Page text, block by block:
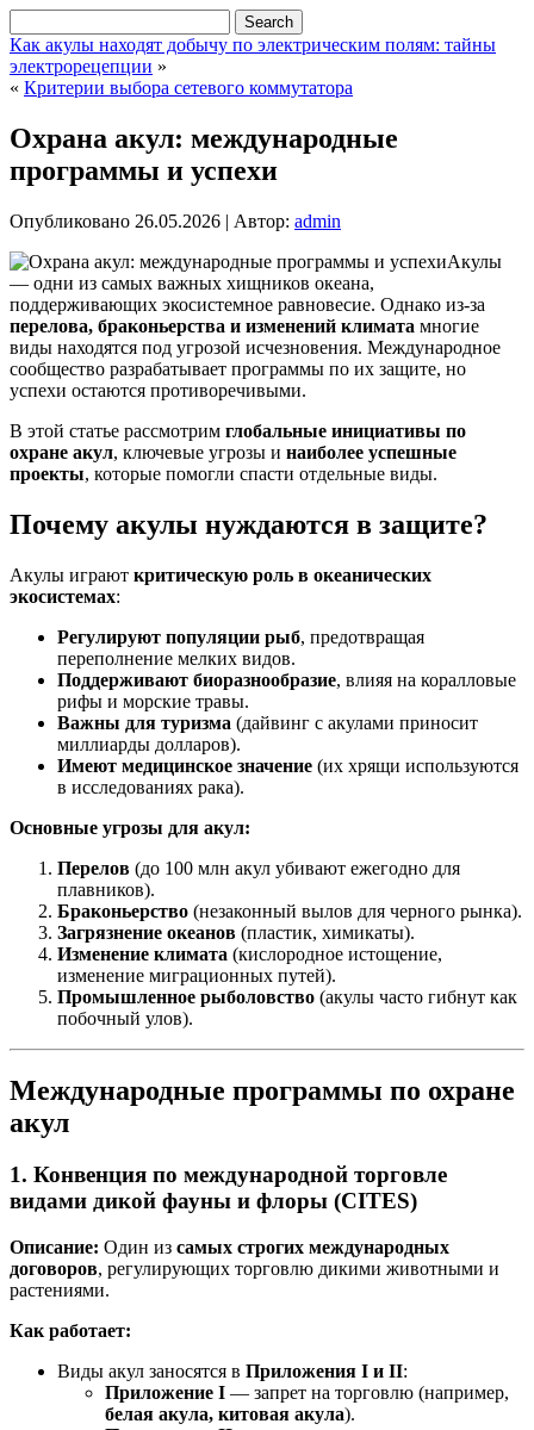
Как акулы находят добычу по электрическим полям: тайны
электрорецепции »
« Критерии выбора сетевого коммутатора
Охрана акул: международные
программы и успехи
Опубликовано 26.05.2026 | Автор: admin
Акулы
— одни из самых важных хищников океана,
поддерживающих экосистемное равновесие. Однако из-за
перелова, браконьерства и изменений климата многие
виды находятся под угрозой исчезновения. Международное
сообщество разрабатывает программы по их защите, но
успехи остаются противоречивыми.
В этой статье рассмотрим глобальные инициативы по
охране акул, ключевые угрозы и наиболее успешные
проекты, которые помогли спасти отдельные виды.
Почему акулы нуждаются в защите?
Акулы играют критическую роль в океанических
экосистемах:
Регулируют популяции рыб, предотвращая
переполнение мелких видов.
Поддерживают биоразнообразие, влияя на коралловые
рифы и морские травы.
Важны для туризма (дайвинг с акулами приносит
миллиарды долларов).
Имеют медицинское значение (их хрящи используются
в исследованиях рака).
Основные угрозы для акул:
Перелов (до 100 млн акул убивают ежегодно для
плавников).
Браконьерство (незаконный вылов для черного рынка).
Загрязнение океанов (пластик, химикаты).
Изменение климата (кислородное истощение,
изменение миграционных путей).
Промышленное рыболовство (акулы часто гибнут как
побочный улов).
Международные программы по охране
акул
1. Конвенция по международной торговле
видами дикой фауны и флоры (CITES)
Описание: Один из самых строгих международных
договоров, регулирующих торговлю дикими животными и
растениями.
Как работает:
Виды акул заносятся в Приложения I и II:
Приложение I — запрет на торговлю (например,
белая акула, китовая акула).